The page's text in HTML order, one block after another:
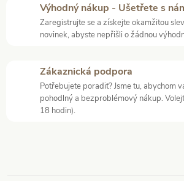
Výhodný nákup - Ušetřete s
Zaregistrujte se a získejte okamžitou
novinek, abyste nepřišli o žádnou
Zákaznická podpora
Potřebujete poradit? Jsme tu, abychom
pohodlný a bezproblémový nákup.
18 hodin).